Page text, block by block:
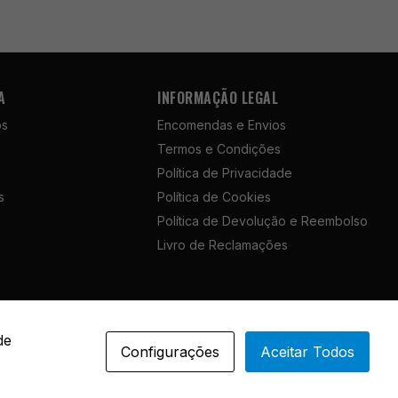
INFORMAÇÃO LEGAL
Encomendas e Envios
Termos e Condições
Política de Privacidade
Política de Cookies
Política de Devolução e Reembolso
Livro de Reclamações
Portuguese
Configurações Aceitar Todos